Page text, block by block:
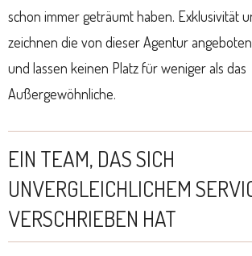
schon immer geträumt haben. Exklusivität
zeichnen die von dieser Agentur
und lassen keinen Platz für weniger als das
Außergewöhnliche.
EIN TEAM, DAS SICH
UNVERGLEICHLICHEM
VERSCHRIEBEN HAT